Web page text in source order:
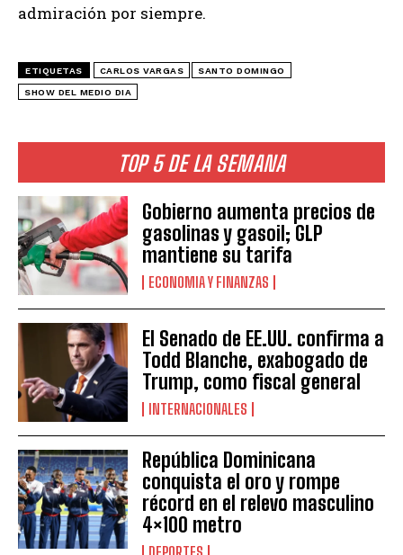
TOP 5 DE LA SEMANA
Gobierno aumenta precios de
gasolinas y gasoil; GLP
mantiene su tarifa
ECONOMIA Y FINANZAS
El Senado de EE.UU. confirma a
Todd Blanche, exabogado de
Trump, como fiscal general
INTERNACIONALES
República Dominicana
conquista el oro y rompe
récord en el relevo masculino
4×100 metro
admiración por siempre.
ETIQUETAS CARLOS VARGAS SANTO DOMINGO
SHOW DEL MEDIO DIA